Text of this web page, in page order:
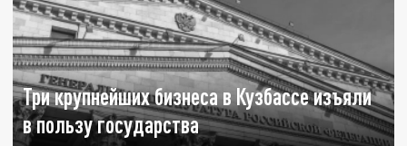
Три крупнейших бизнеса в Кузбассе изъяли
в пользу государства